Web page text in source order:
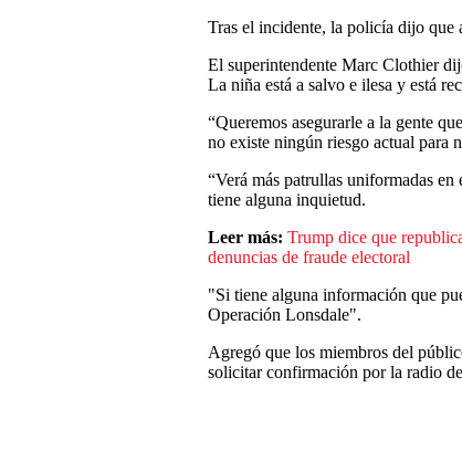
Tras el incidente, la policía dijo que
El superintendente Marc Clothier
La niña está a salvo e ilesa y está
“Queremos asegurarle a la gente
no existe ningún riesgo actual para
“Verá más patrullas uniformadas
tiene alguna inquietud.
Leer más: Trump dice que
denuncias de fraude electoral
"Si tiene alguna información que
Operación Lonsdale".
Agregó que los miembros del
solicitar confirmación por la radio